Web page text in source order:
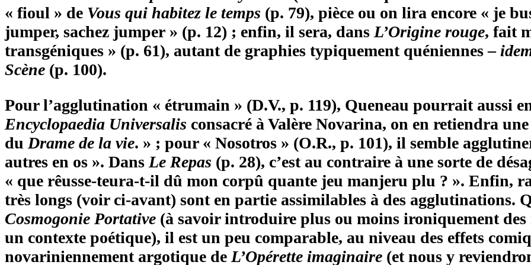
« fioul » de Vous qui habitez le temps (p. 79), pièce ou on lira encore « je
jumper, sachez jumper » (p. 12) ; enfin, il sera, dans L’Origine rouge, fait
transgéniques » (p. 61), autant de graphies typiquement quéniennes –
Scène (p. 100).
Pour l’agglutination « étrumain » (D.V., p. 119), Queneau pourrait aussi
Encyclopaedia Universalis consacré à Valère Novarina, on en retiendra
du Drame de la vie. » ; pour « Nosotros » (O.R., p. 101), il semble
autres en os ». Dans Le Repas (p. 28), c’est au contraire à une sorte de
« que rêusse-teura-t-il dû mon corpû quante jeu manjeru plu ? ». Enfin,
très longs (voir ci-avant) sont en partie assimilables à des agglutinations.
Cosmogonie Portative (à savoir introduire plus ou moins ironiquement
un contexte poétique), il est un peu comparable, au niveau des effets
novariniennement argotique de L’Opérette imaginaire (et nous y